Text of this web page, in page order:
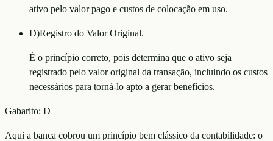
ativo pelo valor pago e custos de colocação em uso.
D)Registro do Valor Original.
É o princípio correto, pois determina que o ativo seja
registrado pelo valor original da transação, incluindo os custos
necessários para torná-lo apto a gerar benefícios.
Gabarito: D
Aqui a banca cobrou um princípio bem clássico da contabilidade: o